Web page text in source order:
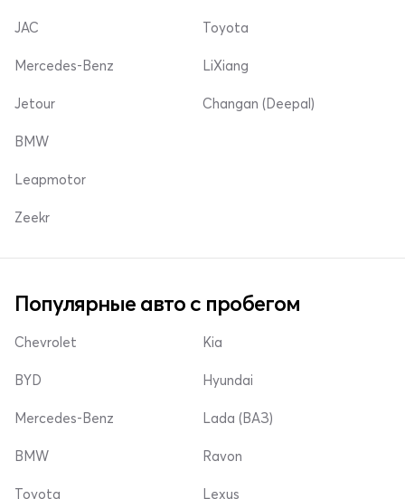
JAC
Mercedes-Benz
Jetour
Toyota
LiXiang
Changan (Deepal)
BMW
Leapmotor
Zeekr
Популярные авто с пробегом
Chevrolet
BYD
Mercedes-Benz
Kia
Hyundai
Lada (ВАЗ)
BMW
Toyota
Ravon
Lexus